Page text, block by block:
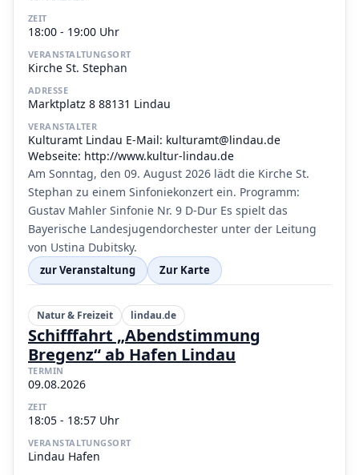
ZEIT
18:00 - 19:00 Uhr
VERANSTALTUNGSORT
Kirche St. Stephan
ADRESSE
Marktplatz 8 88131 Lindau
VERANSTALTER
Kulturamt Lindau E-Mail: kulturamt@lindau.de
Webseite: http://www.kultur-lindau.de
Am Sonntag, den 09. August 2026 lädt die Kirche St.
Stephan zu einem Sinfoniekonzert ein. Programm:
Gustav Mahler Sinfonie Nr. 9 D-Dur Es spielt das
Bayerische Landesjugendorchester unter der Leitung
von Ustina Dubitsky.
zur Veranstaltung Zur Karte
Natur & Freizeit lindau.de
Schifffahrt „Abendstimmung
Bregenz“ ab Hafen Lindau
TERMIN
09.08.2026
ZEIT
18:05 - 18:57 Uhr
VERANSTALTUNGSORT
Lindau Hafen